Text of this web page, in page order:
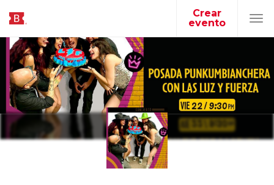
Crear
evento